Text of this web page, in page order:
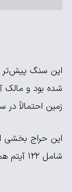
این سنگ پیش‌تر
شده بود و
زمین احتمالاً
این حراج بخشی
شامل 122 آیتم همچون شهاب‌سنگ، فسیل و کانی‌های قیمتی می‌شود.